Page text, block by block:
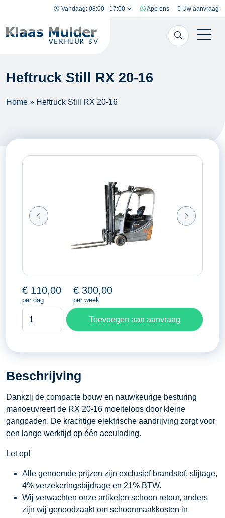
Ga naar inhoud Vandaag: 08:00 - 17:00 App ons Uw aanvraag
Heftruck Still RX 20-16
Home » Heftruck Still RX 20-16
€ 110,00
per dag
€ 300,00
per week
20-
aantal
Toevoegen aan aanvraag
Beschrijving
Dankzij de compacte bouw en nauwkeurige besturing
manoeuvreert de RX 20-16 moeiteloos door kleine
gangpaden. De krachtige elektrische aandrijving zorgt voor
een lange werktijd op één acculading.
Let op!
Alle genoemde prijzen zijn exclusief brandstof, slijtage,
4% verzekeringsbijdrage en 21% BTW.
Wij verwachten onze artikelen schoon retour, anders
zijn wij genoodzaakt om schoonmaakkosten in